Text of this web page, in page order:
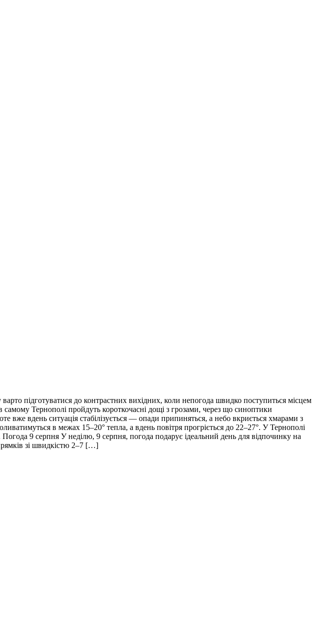
підготуватися до контрастних вихідних, коли непогода швидко поступиться місцем
самому Тернополі пройдуть короткочасні дощі з грозами, через що синоптики
вже вдень ситуація стабілізується — опади припиняться, а небо вкриється хмарами з
в межах 15–20° тепла, а вдень повітря прогріється до 22–27°. У Тернополі
9 серпня У неділю, 9 серпня, погода подарує ідеальний день для відпочинку на
зі швидкістю 2–7 […]